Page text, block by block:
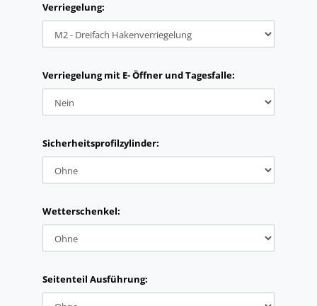
Verriegelung:
Verriegelung mit E- Öffner und Tagesfalle:
Sicherheitsprofilzylinder:
Wetterschenkel:
Seitenteil Ausführung: